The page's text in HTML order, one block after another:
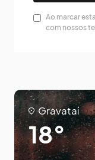
Ao marcar
com nossos
Gravataí
18°